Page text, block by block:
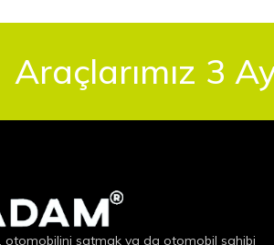
Araçlarımız 3
otomobilini satmak ya da otomobil sahibi